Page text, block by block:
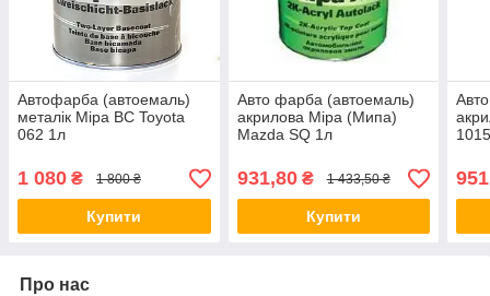
Автофарба (автоемаль)
металік Mipa BC Toyota
062 1л
1 080 ₴ 1 800 ₴
Купити
Авто фарба (автоемаль)
акрилова Mipa (Мипа)
Mazda SQ 1л
931,80₴ 1 433,50 ₴
Купити
Про нас